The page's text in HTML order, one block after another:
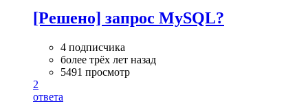
[Решено] запрос MySQL?
4 подписчика
более трёх лет назад
5491 просмотр
2
ответа